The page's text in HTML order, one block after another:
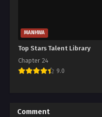
MANHWA
Top Stars Talent Library
Chapter 24
9.0
Comment